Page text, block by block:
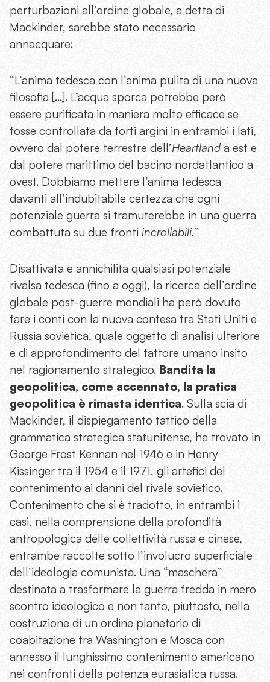
perturbazioni all’ordine globale, a detta di
Mackinder, sarebbe stato necessario
annacquare:
“L’anima tedesca con l’anima pulita di una nuova
filosofia […]. L’acqua sporca potrebbe però
essere purificata in maniera molto efficace se
fosse controllata da forti argini in entrambi i lati,
ovvero dal potere terrestre dell’Heartland a est e
dal potere marittimo del bacino nordatlantico a
ovest. Dobbiamo mettere l’anima tedesca
davanti all’indubitabile certezza che ogni
potenziale guerra si tramuterebbe in una guerra
combattuta su due fronti incrollabili.”
Disattivata e annichilita qualsiasi potenziale
rivalsa tedesca (fino a oggi), la ricerca dell’ordine
globale post-guerre mondiali ha però dovuto
fare i conti con la nuova contesa tra Stati Uniti e
Russia sovietica, quale oggetto di analisi ulteriore
e di approfondimento del fattore umano insito
nel ragionamento strategico. Bandita la
geopolitica, come accennato, la pratica
geopolitica è rimasta identica. Sulla scia di
Mackinder, il dispiegamento tattico della
grammatica strategica statunitense, ha trovato in
George Frost Kennan nel 1946 e in Henry
Kissinger tra il 1954 e il 1971, gli artefici del
contenimento ai danni del rivale sovietico.
Contenimento che si è tradotto, in entrambi i
casi, nella comprensione della profondità
antropologica delle collettività russa e cinese,
entrambe raccolte sotto l’involucro superficiale
dell’ideologia comunista. Una “maschera”
destinata a trasformare la guerra fredda in mero
scontro ideologico e non tanto, piuttosto, nella
costruzione di un ordine planetario di
coabitazione tra Washington e Mosca con
annesso il lunghissimo contenimento americano
nei confronti della potenza eurasiatica russa.